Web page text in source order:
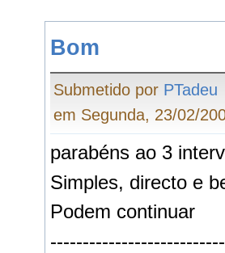
Bom
Submetido por PTadeu
em Segunda, 23/02/
parabéns ao 3
Simples, directo e
Podem continuar